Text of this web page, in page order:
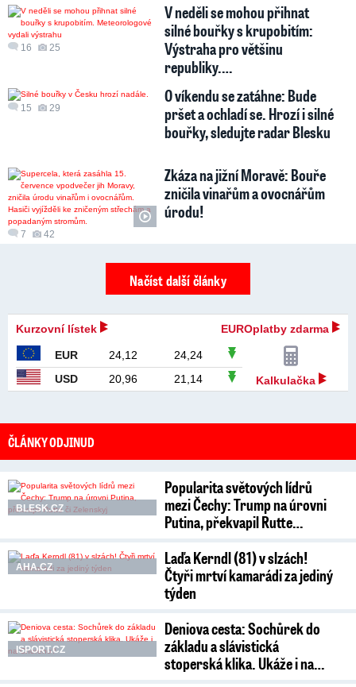
16 25
V neděli se mohou přihnat
silné bouřky s krupobitím:
Výstraha pro většinu
republiky.…
15 29
O víkendu se zatáhne: Bude
pršet a ochladí se. Hrozí i silné
bouřky, sledujte radar Blesku
7 42
Zkáza na jižní Moravě: Bouře
zničila vinařům a ovocnářům
úrodu!
Načíst další články
Kurzovní lístek EUROplatby zdarma
EUR 24,12
24,24
USD
20,96 21,14 Kalkulačka
ČLÁNKY ODJINUD
BLESK.CZ
Popularita světových lídrů
mezi Čechy: Trump na úrovni
Putina, překvapil Rutte…
AHA.CZ
Laďa Kerndl (81) v slzách!
Čtyři mrtví kamarádi za jediný
týden
ISPORT.CZ
Deniova cesta: Sochůrek do
základu a slávistická
stoperská klika. Ukáže i na…